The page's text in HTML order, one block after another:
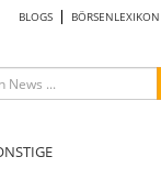
BLOGS BÖRSENLEXIKON